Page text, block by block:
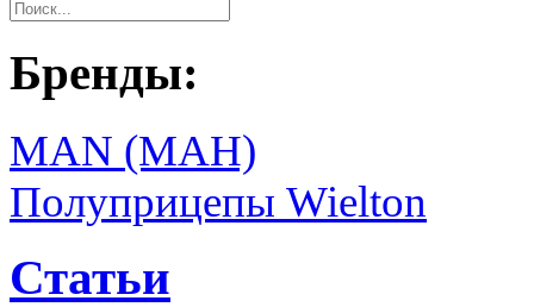
Бренды:
MAN (МАН)
Полуприцепы Wielton
Статьи